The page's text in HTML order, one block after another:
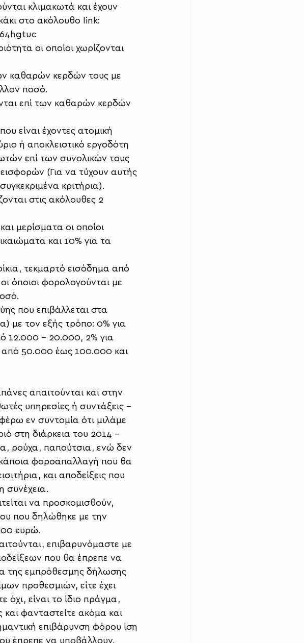
κλιμακωτά και έχουν
στο ακόλουθο link:
οι οποίοι χωρίζονται
καθαρών κερδών τους με
ποσό.
επί των καθαρών κερδών
είναι έχοντες ατομική
ή αποκλειστικό εργοδότη
επί των συνολικών τους
(Για να τύχουν αυτής
κριτήρια).
στις ακόλουθες 2
μερίσματα οι οποίοι
και 10% για τα
τεκμαρτό εισόδημα από
όποιοι φορολογούνται με
που επιβάλλεται στα
με τον εξής τρόπο: 0% για
12.000 – 20.000, 2% για
50.000 έως 100.000 και
απαιτούνται και στην
υπηρεσίες ή συντάξεις –
εν συντομία ότι μιλάμε
στη διάρκεια του 2014 –
ρούχα, παπούτσια, ενώ δεν
κάποια φοροαπαλλαγή που θα
και αποδείξεις που
συνέχεια.
να προσκομισθούν,
που δηλώθηκε με την
ευρώ.
επιβαρυνόμαστε με
που θα έπρεπε να
της εμπρόθεσμης δήλωσης
προθεσμιών, είτε έχει
όχι, είναι το ίδιο πράγμα,
φανταστείτε ακόμα και
επιβάρυνση φόρου ίση
έπρεπε να υποβάλλουν.